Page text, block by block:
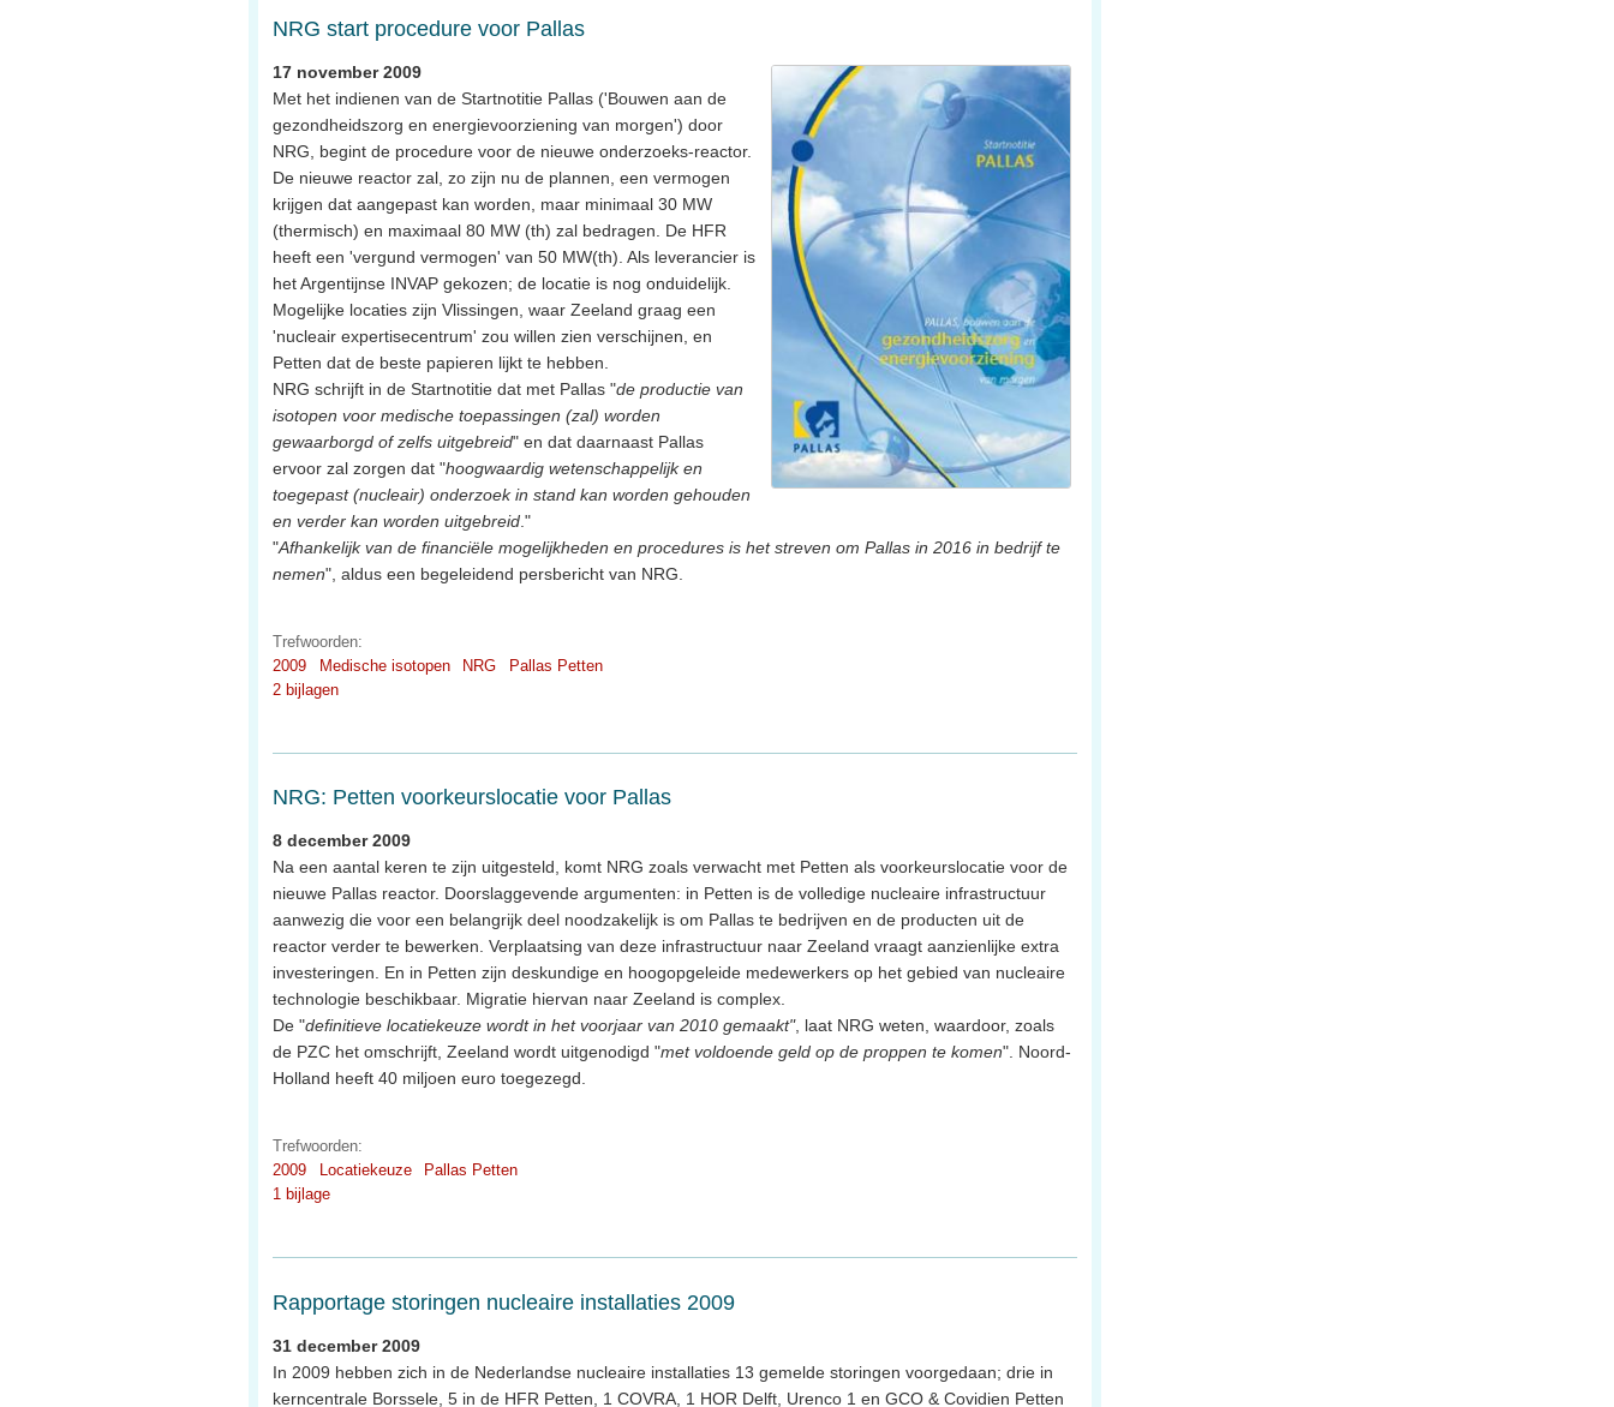
NRG start procedure voor Pallas
17 november 2009
Met het indienen van de Startnotitie Pallas ('Bouwen aan de
gezondheidszorg en energievoorziening van morgen') door
NRG, begint de procedure voor de nieuwe onderzoeks-reactor.
De nieuwe reactor zal, zo zijn nu de plannen, een vermogen
krijgen dat aangepast kan worden, maar minimaal 30 MW
(thermisch) en maximaal 80 MW (th) zal bedragen. De HFR
heeft een 'vergund vermogen' van 50 MW(th). Als leverancier is
het Argentijnse INVAP gekozen; de locatie is nog onduidelijk.
Mogelijke locaties zijn Vlissingen, waar Zeeland graag een
'nucleair expertisecentrum' zou willen zien verschijnen, en
Petten dat de beste papieren lijkt te hebben.
NRG schrijft in de Startnotitie dat met Pallas "de productie van
isotopen voor medische toepassingen (zal) worden
gewaarborgd of zelfs uitgebreid" en dat daarnaast Pallas
ervoor zal zorgen dat "hoogwaardig wetenschappelijk en
toegepast (nucleair) onderzoek in stand kan worden gehouden
en verder kan worden uitgebreid."
"Afhankelijk van de financiële mogelijkheden en procedures is het streven om Pallas in 2016 in bedrijf te
nemen", aldus een begeleidend persbericht van NRG.
Trefwoorden:
2009
Medische isotopen NRG
Pallas Petten
2 bijlagen
NRG: Petten voorkeurslocatie voor Pallas
8 december 2009
Na een aantal keren te zijn uitgesteld, komt NRG zoals verwacht met Petten als voorkeurslocatie voor de
nieuwe Pallas reactor. Doorslaggevende argumenten: in Petten is de volledige nucleaire infrastructuur
aanwezig die voor een belangrijk deel noodzakelijk is om Pallas te bedrijven en de producten uit de
reactor verder te bewerken. Verplaatsing van deze infrastructuur naar Zeeland vraagt aanzienlijke extra
investeringen. En in Petten zijn deskundige en hoogopgeleide medewerkers op het gebied van nucleaire
technologie beschikbaar. Migratie hiervan naar Zeeland is complex.
De "definitieve locatiekeuze wordt in het voorjaar van 2010 gemaakt", laat NRG weten, waardoor, zoals
de PZC het omschrijft, Zeeland wordt uitgenodigd "met voldoende geld op de proppen te komen". Noord-
Holland heeft 40 miljoen euro toegezegd.
Trefwoorden:
2009
Locatiekeuze
Pallas Petten
1 bijlage
Rapportage storingen nucleaire installaties 2009
31 december 2009
In 2009 hebben zich in de Nederlandse nucleaire installaties 13 gemelde storingen voorgedaan; drie in
kerncentrale Borssele, 5 in de HFR Petten, 1 COVRA, 1 HOR Delft, Urenco 1 en GCO & Covidien Petten